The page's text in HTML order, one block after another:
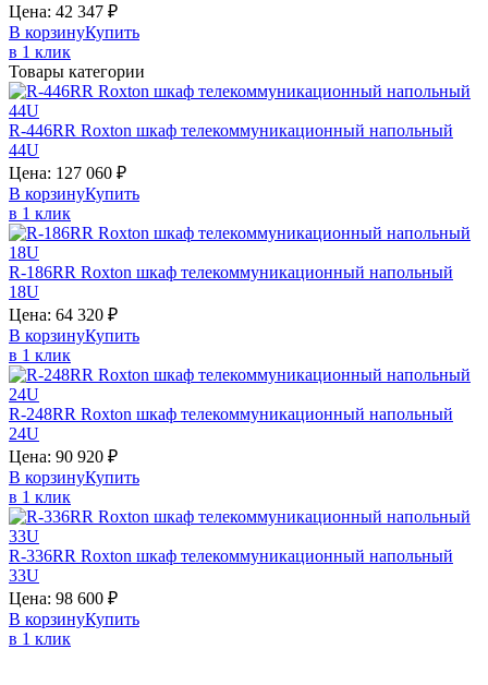
Цена: 42 347 ₽
В корзинуКупить
в 1 клик
Товары категории
R-446RR Roxton шкаф телекоммуникационный напольный
44U
Цена: 127 060 ₽
В корзинуКупить
в 1 клик
R-186RR Roxton шкаф телекоммуникационный напольный
18U
Цена: 64 320 ₽
В корзинуКупить
в 1 клик
R-248RR Roxton шкаф телекоммуникационный напольный
24U
Цена: 90 920 ₽
В корзинуКупить
в 1 клик
R-336RR Roxton шкаф телекоммуникационный напольный
33U
Цена: 98 600 ₽
В корзинуКупить
в 1 клик